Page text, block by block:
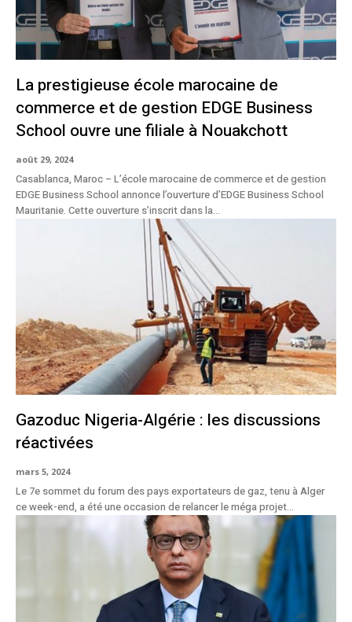
La prestigieuse école marocaine de
commerce et de gestion EDGE Business
School ouvre une filiale à Nouakchott
août 29, 2024
Casablanca, Maroc – L’école marocaine de commerce et de gestion
EDGE Business School annonce l’ouverture d’EDGE Business School
Mauritanie. Cette ouverture s’inscrit dans la...
Gazoduc Nigeria-Algérie : les discussions
réactivées
mars 5, 2024
Le 7e sommet du forum des pays exportateurs de gaz, tenu à Alger
ce week-end, a été une occasion de relancer le méga projet...